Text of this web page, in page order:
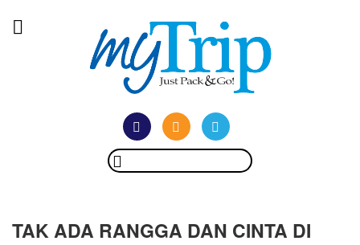
TAK ADA RANGGA DAN CINTA DI